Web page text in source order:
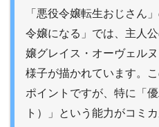
「悪役令嬢転生おじさん
令嬢になる」では、主人
嬢グレイス・オーヴェル
様子が描かれています。
ポイントですが、特に「
ト）」という能力がコミ